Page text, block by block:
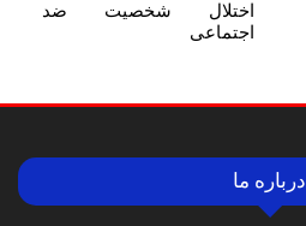
اختلال شخصیت ضد
اجتماعی
درباره ما